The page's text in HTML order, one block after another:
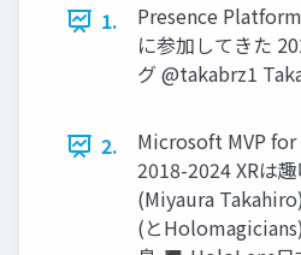
1.
Presence
に参加してきた
グ @takabrz1
2.
Microsoft MVP
2018-2024 XRは
(Miyaura
(と